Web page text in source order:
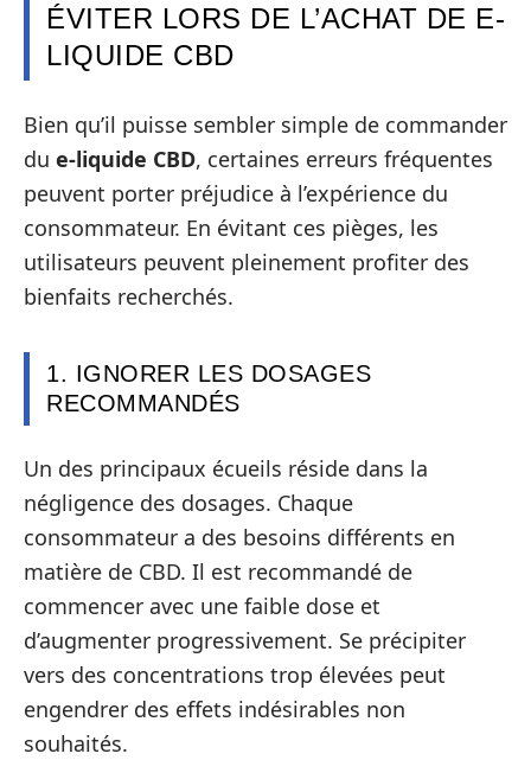
ÉVITER LORS DE L’ACHAT DE E-
LIQUIDE CBD
Bien qu’il puisse sembler simple de commander
du e-liquide CBD, certaines erreurs fréquentes
peuvent porter préjudice à l’expérience du
consommateur. En évitant ces pièges, les
utilisateurs peuvent pleinement profiter des
bienfaits recherchés.
1. IGNORER LES DOSAGES
RECOMMANDÉS
Un des principaux écueils réside dans la
négligence des dosages. Chaque
consommateur a des besoins différents en
matière de CBD. Il est recommandé de
commencer avec une faible dose et
d’augmenter progressivement. Se précipiter
vers des concentrations trop élevées peut
engendrer des effets indésirables non
souhaités.